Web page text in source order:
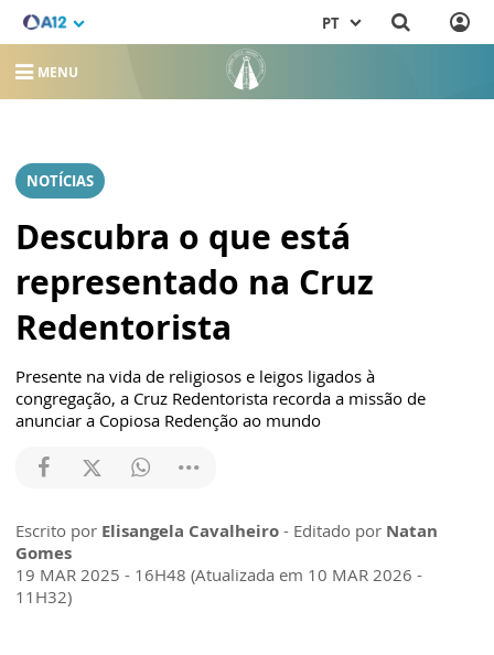
PT
MENU
NOTÍCIAS
Descubra o que está
representado na Cruz
Redentorista
Presente na vida de religiosos e leigos ligados à
congregação, a Cruz Redentorista recorda a missão de
anunciar a Copiosa Redenção ao mundo
Escrito por Elisangela Cavalheiro - Editado por Natan
Gomes
19 MAR 2025 - 16H48 (Atualizada em 10 MAR 2026 -
11H32)